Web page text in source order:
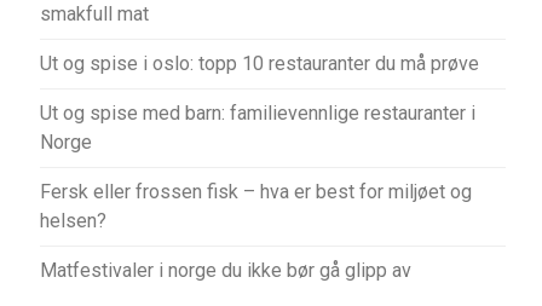
smakfull mat
Ut og spise i oslo: topp 10 restauranter du må prøve
Ut og spise med barn: familievennlige restauranter i
Norge
Fersk eller frossen fisk – hva er best for miljøet og
helsen?
Matfestivaler i norge du ikke bør gå glipp av